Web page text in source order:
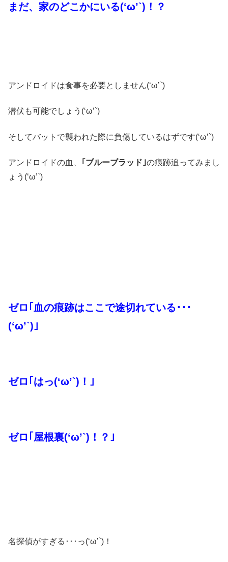
まだ、家のどこかにいる(‘ω’`)！？
アンドロイドは食事を必要としません(‘ω’`)
潜伏も可能でしょう(‘ω’`)
そしてバットで襲われた際に負傷しているはずです(‘ω’`)
アンドロイドの血、 ｢ブルーブラッド｣の痕跡追ってみまし
ょう(‘ω’`)
ゼロ｢血の痕跡はここで途切れている･･･
(‘ω’`)｣
ゼロ｢はっ(‘ω’`)！｣
ゼロ｢屋根裏(‘ω’`)！？｣
名探偵がすぎる･･･っ(‘ω’`)！